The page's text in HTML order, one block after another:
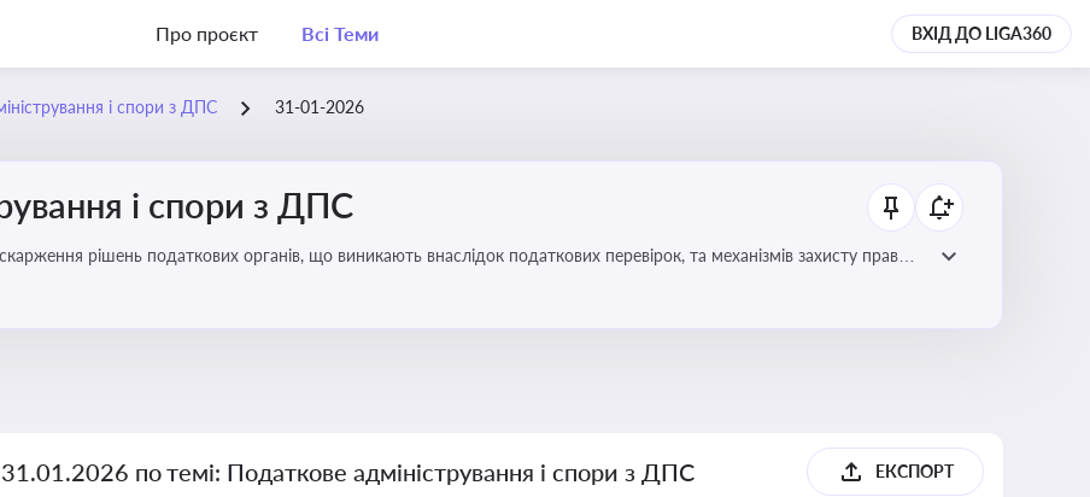
Про проєкт Всі Теми ВХІД ДО LIGA360
і спори з ДПС 31-01-2026
і спори з ДПС
рішень податкових органів, що виникають внаслідок податкових перевірок, та механізмів захисту прав
по темі: Податкове адміністрування і спори з ДПС ЕКСПОРТ